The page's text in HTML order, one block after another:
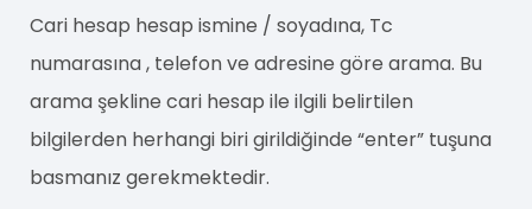
Cari hesap hesap ismine / soyadına, Tc
numarasına , telefon ve adresine göre arama. Bu
arama şekline cari hesap ile ilgili belirtilen
bilgilerden herhangi biri girildiğinde “enter” tuşuna
basmanız gerekmektedir.